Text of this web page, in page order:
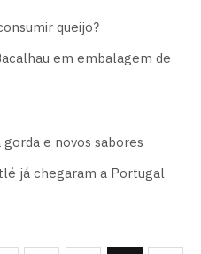
queijo?
em embalagem de
e novos sabores
já chegaram a Portugal